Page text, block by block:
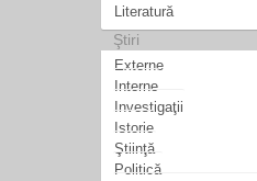
Literatură
Ştiri
Externe
Interne
Investigaţii
Istorie
Ştiinţă
Politică